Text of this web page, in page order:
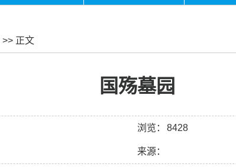
>> 正文
国殇墓园
8428
浏览：
来源：